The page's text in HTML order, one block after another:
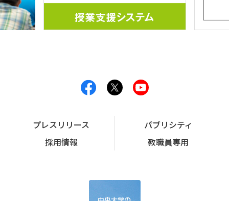
プレスリリース
パブリシティ
採用情報
教職員専用